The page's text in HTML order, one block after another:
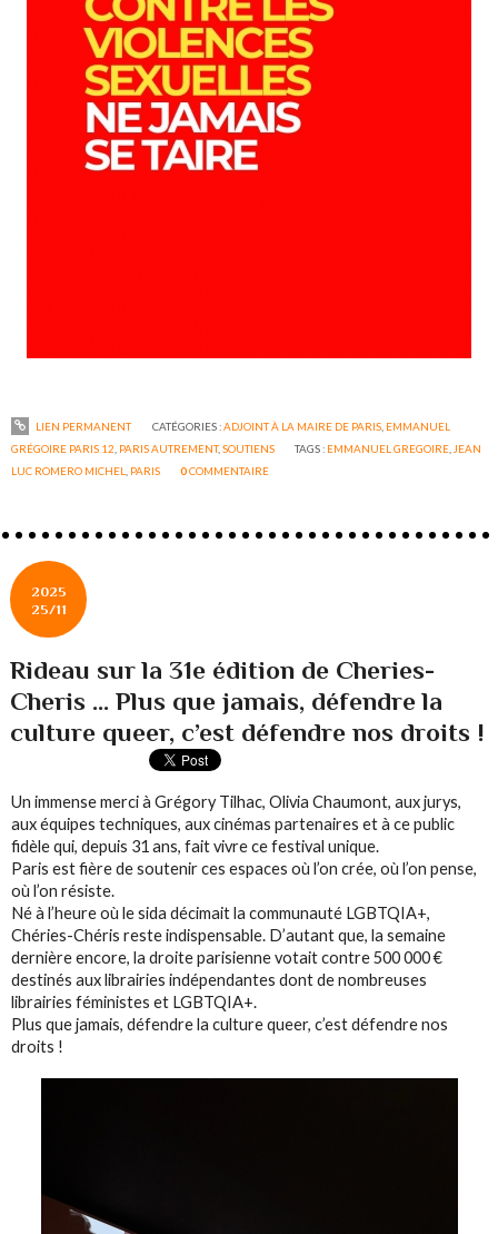
LIEN PERMANENT CATÉGORIES :ADJOINT À LA MAIRE DE PARIS, EMMANUEL
GRÉGOIRE PARIS 12 PARIS AUTREMENT,SOUTIENS TAGS : EMMANUEL GREGOIRE JEAN
LUC ROMERO MICHEL
PARIS 0COMMENTAIRE
2025
25/11
Rideau sur la 31e édition de Cheries-
Cheris ... Plus que jamais, défendre la
culture queer, c’est défendre nos droits !
Un immense merci à Grégory Tilhac, Olivia Chaumont, aux jurys,
aux équipes techniques, aux cinémas partenaires et à ce public
fidèle qui, depuis 31 ans, fait vivre ce festival unique.
Paris est fière de soutenir ces espaces où l’on crée, où l’on pense,
où l’on résiste.
Né à l’heure où le sida décimait la communauté LGBTQIA+,
Chéries-Chéris reste indispensable. D’autant que, la semaine
dernière encore, la droite parisienne votait contre 500 000 €
destinés aux librairies indépendantes dont de nombreuses
librairies féministes et LGBTQIA+.
Plus que jamais, défendre la culture queer, c’est défendre nos
droits !